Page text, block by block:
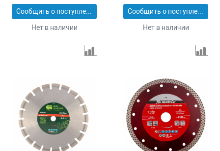
Сообщить о поступлении
Нет в наличии
Сообщить о поступлении
Нет в наличии